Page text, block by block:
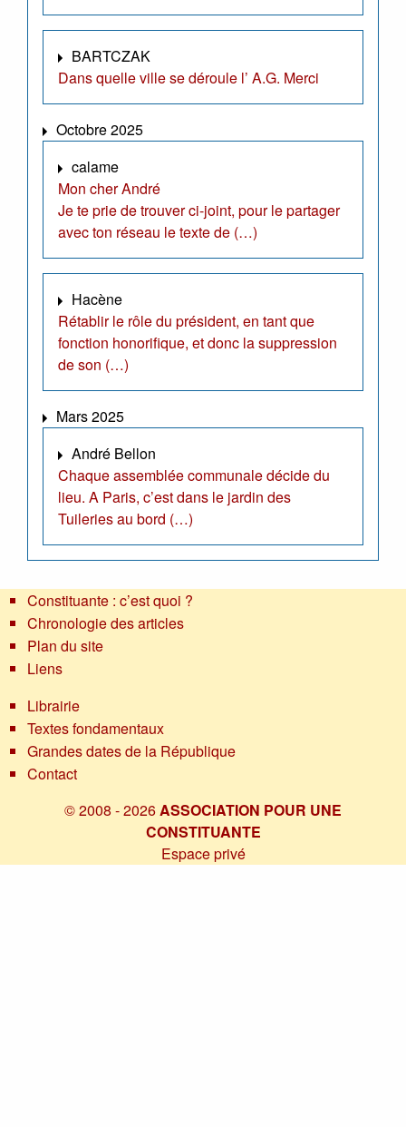
BARTCZAK
Dans quelle ville se déroule l’ A.G. Merci
Octobre 2025
calame
Mon cher André
Je te prie de trouver ci-joint, pour le partager
avec ton réseau le texte de (…)
Hacène
Rétablir le rôle du président, en tant que
fonction honorifique, et donc la suppression
de son (…)
Mars 2025
André Bellon
Chaque assemblée communale décide du
lieu. A Paris, c’est dans le jardin des
Tuileries au bord (…)
Constituante : c’est quoi ?
Chronologie des articles
Plan du site
Liens
Librairie
Textes fondamentaux
Grandes dates de la République
Contact
© 2008 - 2026ASSOCIATION POUR UNE
CONSTITUANTE
Espace privé